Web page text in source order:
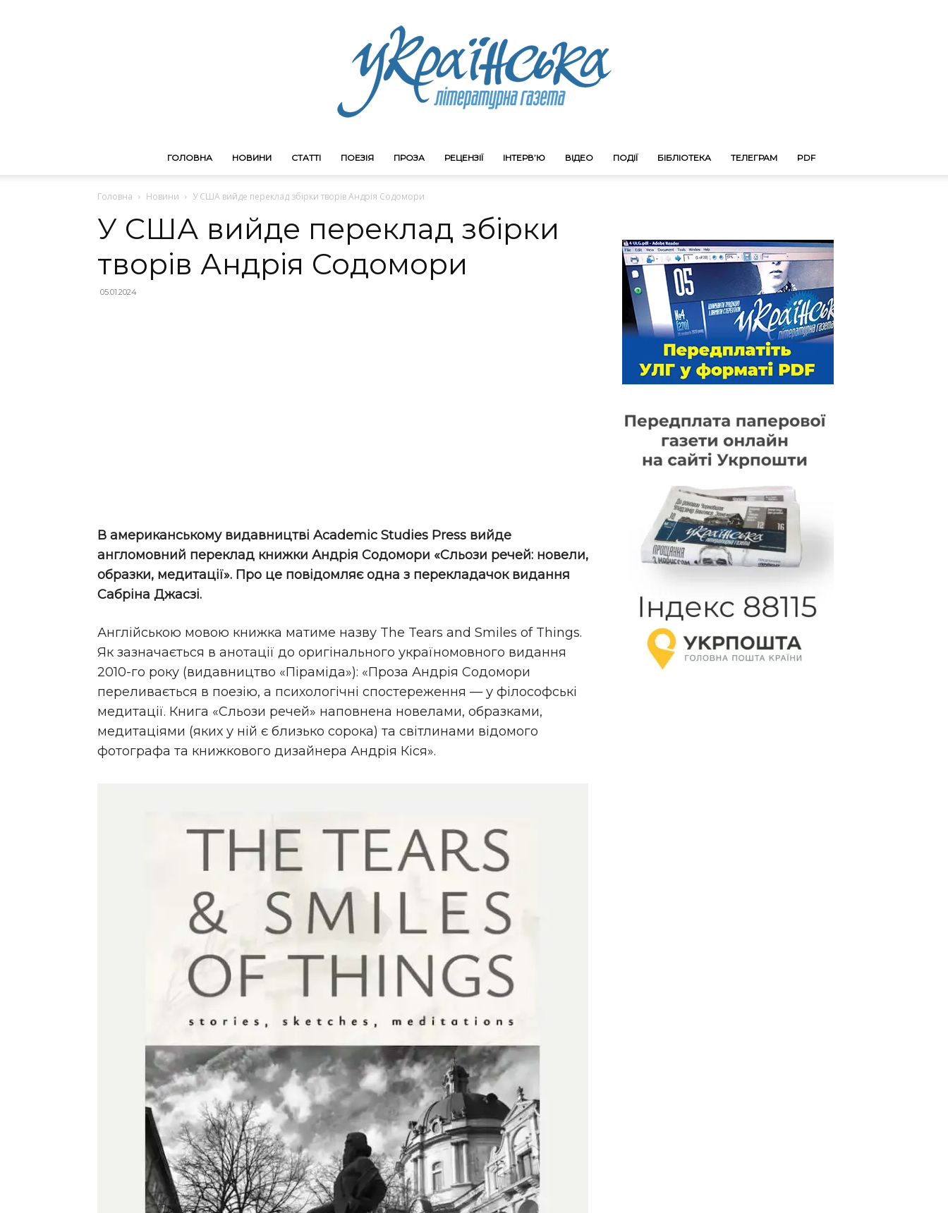
ГОЛОВНА НОВИНИ СТАТТІ ПОЕЗІЯ ПРОЗА РЕЦЕНЗІЇ ІНТЕРВ’Ю ВІДЕО ПОДІЇ БІБЛІОТЕКА ТЕЛЕГРАМ PDF
Головна Новини У США вийде переклад збірки творів Андрія Содомори
У США вийде переклад збірки
творів Андрія Содомори
05.01.2024
В американському видавництві Academic Studies Press вийде
англомовний переклад книжки Андрія Содомори «Сльози речей: новели,
образки, медитації». Про це повідомляє одна з перекладачок видання
Сабріна Джасзі.
Англійською мовою книжка матиме назву The Tears and Smiles of Things.
Як зазначається в анотації до оригінального україномовного видання
2010-го року (видавництво «Піраміда»): «Проза Андрія Содомори
переливається в поезію, а психологічні спостереження — у філософські
медитації. Книга «Сльози речей» наповнена новелами, образками,
медитаціями (яких у ній є близько сорока) та світлинами відомого
фотографа та книжкового дизайнера Андрія Кіся».